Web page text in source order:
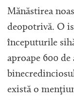
Mănăstirea
deopotrivă. O
începuturile
aproape 600
există o